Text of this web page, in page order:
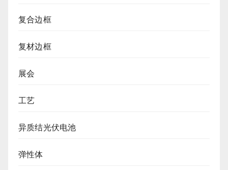
复合边框
复材边框
展会
工艺
异质结光伏电池
弹性体